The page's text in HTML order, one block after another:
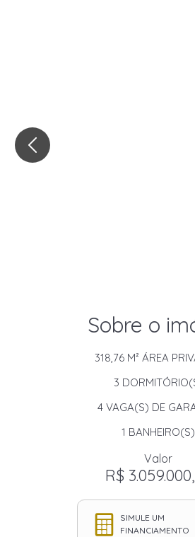
Sobre o
318,76 M² ÁREA
3
4 VAGA(S) DE
1 BANHEIRO(S)
Valor
R$
SIMULE UM
FINANCIAMENTO